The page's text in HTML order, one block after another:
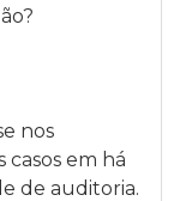
nos
em há
de auditoria.